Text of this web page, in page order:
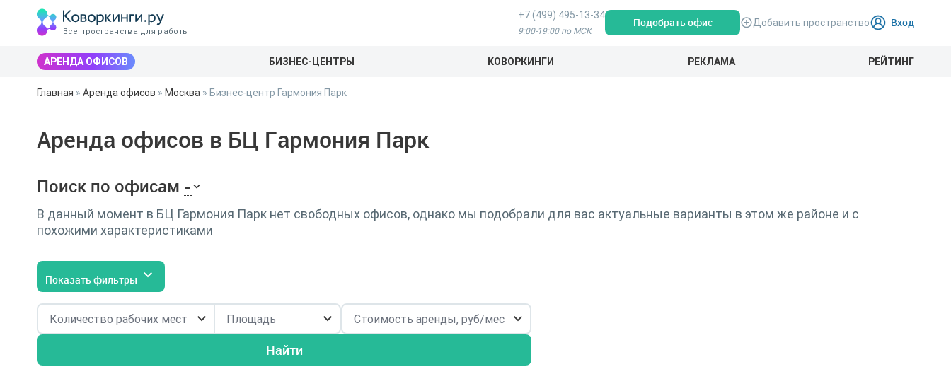
Все пространства для работы
+7 (499) 495-13-34
9:00-19:00 по МСК
Подобрать офис Добавить пространство Вход
АРЕНДА ОФИСОВ БИЗНЕС-ЦЕНТРЫ КОВОРКИНГИ РЕКЛАМА РЕЙТИНГ
Главная » Аренда офисов » Москва » Бизнес-центр Гармония Парк
Аренда офисов в БЦ Гармония Парк
Поиск по офисам -
В данный момент в БЦ Гармония Парк нет свободных офисов, однако мы подобрали для вас актуальные варианты в этом же районе и с
похожими характеристиками
Показать фильтры
Найти